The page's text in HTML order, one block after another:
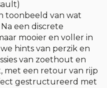
toonbeeld van wat
een discrete
mooier en voller in
hints van perzik en
van zoethout en
met een retour van rijp
gestructureerd met